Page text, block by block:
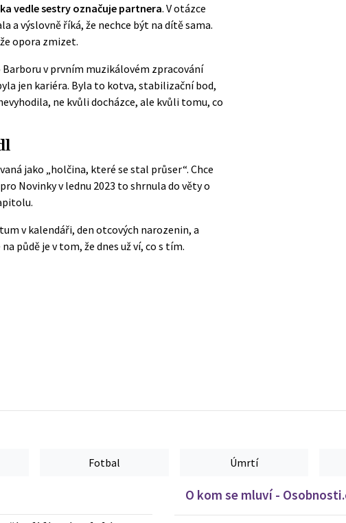
vedle sestry označuje partnera. V otázce
a výslovně říká, že nechce být na dítě sama.
opora zmizet.
Barboru v prvním muzikálovém zpracování
jen kariéra. Byla to kotva, stabilizační bod,
ne kvůli docházce, ale kvůli tomu, co
jako „holčina, které se stal průser“. Chce
Novinky v lednu 2023 to shrnula do věty o
v kalendáři, den otcových narozenin, a
půdě je v tom, že dnes už ví, co s tím.
Fotbal Úmrtí
O kom se mluví -